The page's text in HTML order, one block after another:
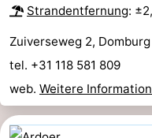
Strandentfernung:
Zuiverseweg 2, Domburg
tel. +31 118 581 809
web. Weitere